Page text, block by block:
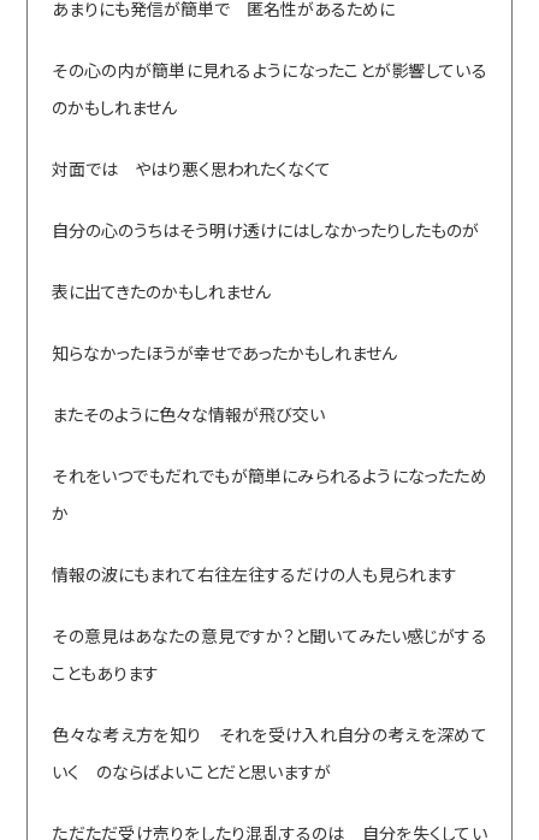
あまりにも発信が簡単で 匿名性があるために
その心の内が簡単に見れるようになったことが影響している
のかもしれません
対面では やはり悪く思われたくなくて
自分の心のうちはそう明け透けにはしなかったりしたものが
表に出てきたのかもしれません
知らなかったほうが幸せであったかもしれません
またそのように色々な情報が飛び交い
それをいつでもだれでもが簡単にみられるようになったため
か
情報の波にもまれて右往左往するだけの人も見られます
その意見はあなたの意見ですか？と聞いてみたい感じがする
こともあります
色々な考え方を知り それを受け入れ自分の考えを深めて
いく のならばよいことだと思いますが
ただただ受け売りをしたり混乱するのは 自分を失くしてい